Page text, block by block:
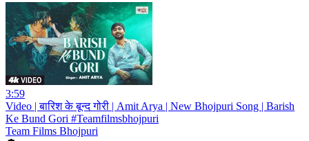
3:59
Video | बारिश के बून्द गोरी | Amit Arya | New Bhojpuri Song | Barish
Ke Bund Gori #Teamfilmsbhojpuri
Team Films Bhojpuri